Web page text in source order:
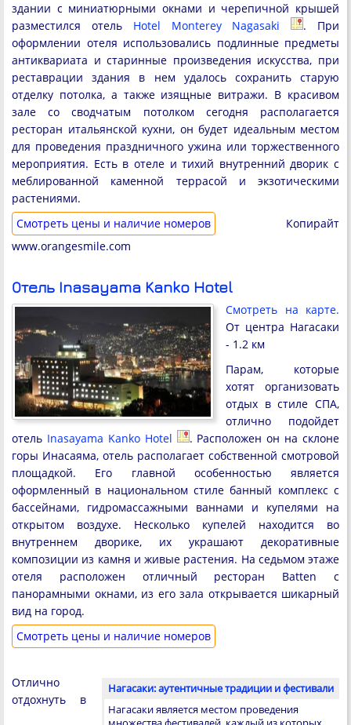
здании с миниатюрными окнами и черепичной крышей
разместился отель Hotel Monterey Nagasaki
. При
оформлении отеля использовались подлинные предметы
антиквариата и старинные произведения искусства, при
реставрации здания в нем удалось сохранить старую
отделку потолка, а также изящные витражи. В красивом
зале со сводчатым потолком сегодня располагается
ресторан итальянской кухни, он будет идеальным местом
для проведения праздничного ужина или торжественного
мероприятия. Есть в отеле и тихий внутренний дворик с
меблированной каменной террасой и экзотическими
растениями.
Cмотреть цены и наличие номеров
Копирайт
www.orangesmile.com
Отель Inasayama Kanko Hotel
Смотреть на карте.
От центра Нагасаки
- 1.2 км
Парам, которые
хотят организовать
отдых в стиле СПА,
отлично подойдет
отель Inasayama Kanko Hotel
. Расположен он на склоне
горы Инасаяма, отель располагает собственной смотровой
площадкой. Его главной особенностью является
оформленный в национальном стиле банный комплекс с
бассейнами, гидромассажными ваннами и купелями на
открытом воздухе. Несколько купелей находится во
внутреннем дворике, их украшают декоративные
композиции из камня и живые растения. На седьмом этаже
отеля расположен отличный ресторан Batten с
панорамными окнами, из его зала открывается шикарный
вид на город.
Cмотреть цены и наличие номеров
Нагасаки: аутентичные традиции и фестивали
Нагасаки является местом проведения
Отлично
отдохнуть в